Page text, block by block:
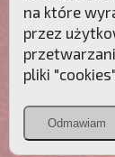
Polonia
Christiana
POZNAJ
na które
przez
pliki
Odmawiam